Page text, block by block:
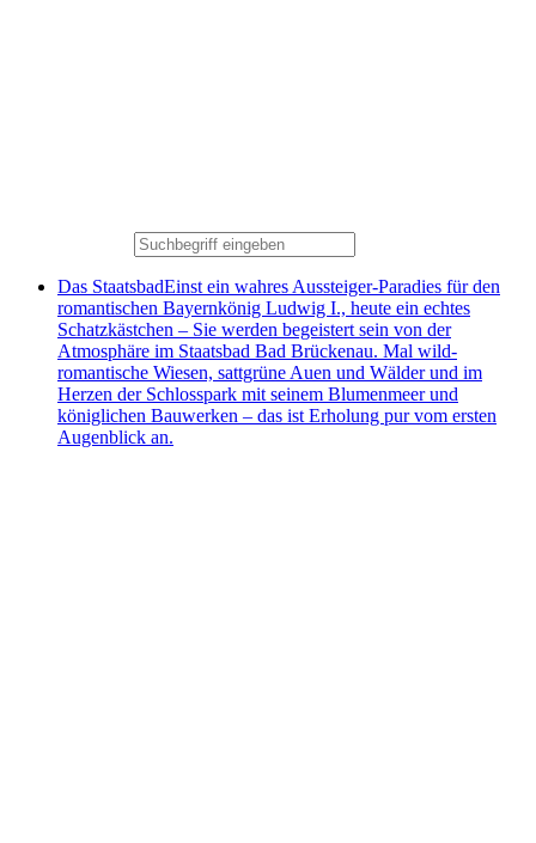
Das StaatsbadEinst ein wahres Aussteiger-Paradies für den
romantischen Bayernkönig Ludwig I., heute ein echtes
Schatzkästchen – Sie werden begeistert sein von der
Atmosphäre im Staatsbad Bad Brückenau. Mal wild-
romantische Wiesen, sattgrüne Auen und Wälder und im
Herzen der Schlosspark mit seinem Blumenmeer und
königlichen Bauwerken – das ist Erholung pur vom ersten
Augenblick an.